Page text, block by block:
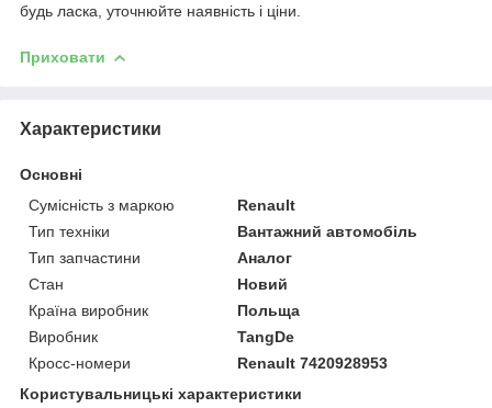
будь ласка, уточнюйте наявність і ціни.
Приховати
Характеристики
Основні
Сумісність з маркою
Renault
Тип техніки
Вантажний автомобіль
Тип запчастини
Аналог
Стан
Новий
Країна виробник
Польща
Виробник
TangDe
Кросс-номери
Renault 7420928953
Користувальницькі характеристики